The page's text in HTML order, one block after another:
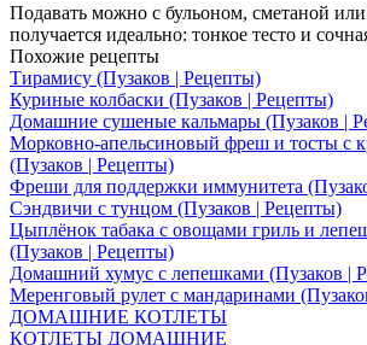
Подавать можно с бульоном, сметаной
получается идеально: тонкое тесто и
Похожие рецепты
Тирамису (Пузаков | Рецепты)
Куриные колбаски (Пузаков | Рецепты)
Домашние сушеные кальмары (Пузаков |
Морковно-апельсиновый фреш и тосты с
(Пузаков | Рецепты)
Фреши для поддержки иммунитета
Сэндвичи с тунцом (Пузаков | Рецепты)
Цыплёнок табака с овощами гриль и
(Пузаков | Рецепты)
Домашний хумус с лепешками (Пузаков |
Меренговый рулет с мандаринами
ДОМАШНИЕ КОТЛЕТЫ
КОТЛЕТЫ ДОМАШНИЕ